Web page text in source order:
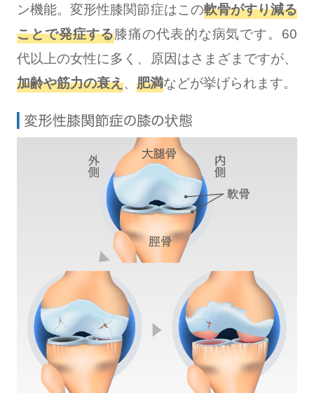
ン機能。変形性膝関節症はこの軟骨がすり減る
ことで発症する膝痛の代表的な病気です。60
代以上の女性に多く、原因はさまざまですが、
加齢や筋力の衰え、 肥満などが挙げられます。